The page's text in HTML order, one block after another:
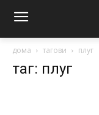
дома тагови плуг
таг: плуг